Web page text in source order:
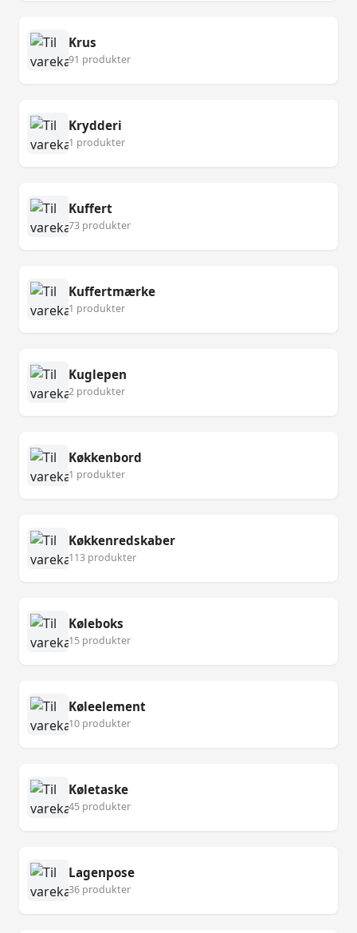
Krus
91 produkter
Krydderi
1 produkter
Kuffert
73 produkter
Kuffertmærke
1 produkter
Kuglepen
2 produkter
Køkkenbord
1 produkter
Køkkenredskaber
113 produkter
Køleboks
15 produkter
Køleelement
10 produkter
Køletaske
45 produkter
Lagenpose
36 produkter